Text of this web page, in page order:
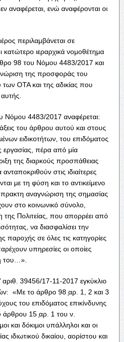
αναφέρεται, ενώ αναφέρονται οι
περιλαμβάνεται σε
ιεραρχικά νομοθέτημα
98 του Νόμου 4483/2017 και
της προσφοράς του
ΟΤΑ και της αδικίας που
Νόμου 4483/2017 αναφέρεται:
του άρθρου αυτού και στους
ειδικοτήτων, του επιδόματος
εργασίας, πέρα από μία
της διαρκούς προσπάθειας
στις ιδιαίτερες
με τη φύση και το αντικείμενο
αναγνώριση της σημασίας
στο κοινωνικό σύνολο,
της Πολιτείας, που απορρέει από
να διασφαλίσει την
παροχής σε όλες τις κατηγορίες
υπηρεσίες οι οποίες
του…».
39456/17-11-2017 εγκύκλιο
«Με το άρθρο 98 ̟αρ. 1, 2 και 3
του επιδόµατος επικίνδυνης
άρθρου 15 ̟αρ. 1 του ν.
και δόκιµοι υπάλληλοι και οι
ιδιωτικού δικαίου, αορίστου και